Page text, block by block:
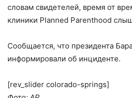
словам свидетелей, время от
клиники Planned Parenthood
Сообщается, что президента
информировали об инциденте.
[rev_slider colorado-springs]